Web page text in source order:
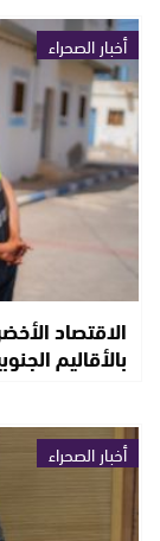
أخبار الصحراء
الاقتصاد
بالأقاليم
أخبار الصحراء